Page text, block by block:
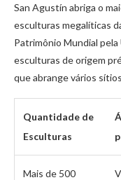
San Agustín abriga o
esculturas megalíticas
Patrimônio Mundial pela
esculturas de origem
que abrange vários
Quantidade de
Esculturas
Mais de 500